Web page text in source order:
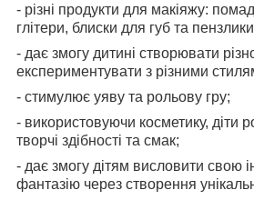
- різні продукти для макіяжу:
глітери, блиски для губ та
- дає змогу дитині створювати
експериментувати з різними
- стимулює уяву та рольову гру;
- використовуючи косметику, діти
творчі здібності та смак;
- дає змогу дітям висловити свою
фантазію через створення